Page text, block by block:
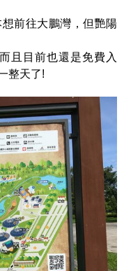
前往大鵬灣，但艷陽
且目前也還是免費入
整天了!